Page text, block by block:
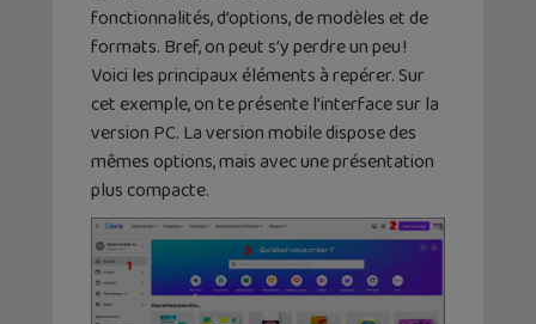
fonctionnalités, d’options, de modèles et de
formats. Bref, on peut s’y perdre un peu !
Voici les principaux éléments à repérer. Sur
cet exemple, on te présente l’interface sur la
version PC. La version mobile dispose des
mêmes options, mais avec une présentation
plus compacte.